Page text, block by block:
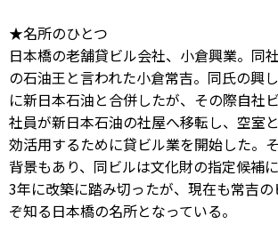
★名所のひとつ
日本橋の老舗貸ビル会社、小倉興業。同
の石油王と言われた小倉常吉。同氏の興
に新日本石油と合併したが、その際自社
社員が新日本石油の社屋へ移転し、空室
効活用するために貸ビル業を開始した。
背景もあり、同ビルは文化財の指定候補
3年に改築に踏み切ったが、現在も常吉
ぞ知る日本橋の名所となっている。